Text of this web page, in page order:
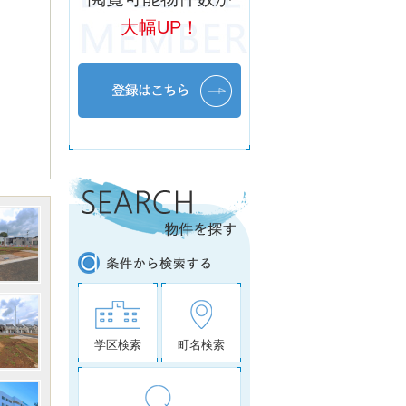
大幅UP！
学区検索 町名検索